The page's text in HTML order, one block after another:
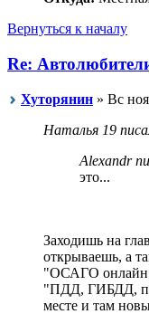
Вернуться к началу
Re:
Хуторянин » Вс
Наталья 19
Alexandr
это...
Заходишь на
открываешь, а
"ОСАГО
"ПДД, ГИБДД,
месте и там